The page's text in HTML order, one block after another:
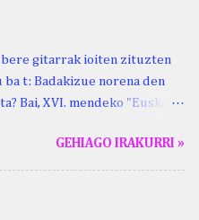
bere gitarrak ioiten zituzten
t: Badakizue norena den
Bai, XVI. mendeko "Euskara
ikasi genion aspaldixe.
sorterrian, Beskoizen,
GEHIAGO IRAKURRI »